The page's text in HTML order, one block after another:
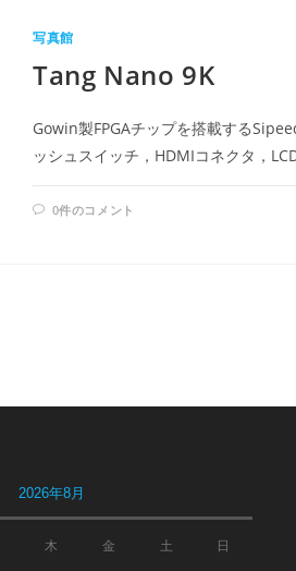
写真館
Tang Nano 9K
Gowin製FPGAチップを搭載する
ッシュスイッチ，HDMIコネクタ，
0件のコメント
2026年8月
木 金 土 日